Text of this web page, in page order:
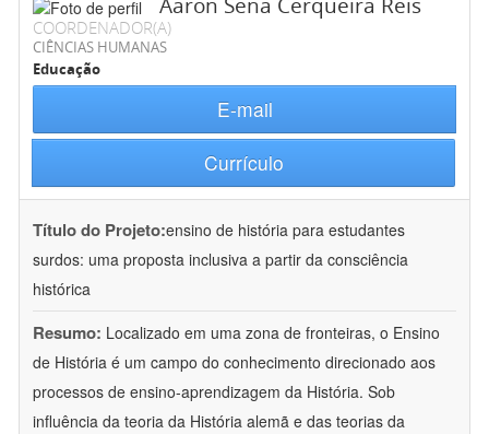
COORDENADOR(A)
CIÊNCIAS HUMANAS
Educação
E-mail
Currículo
Título do Projeto:ensino de história para estudantes
surdos: uma proposta inclusiva a partir da consciência
histórica
Resumo: Localizado em uma zona de fronteiras, o Ensino
de História é um campo do conhecimento direcionado aos
processos de ensino-aprendizagem da História. Sob
influência da teoria da História alemã e das teorias da